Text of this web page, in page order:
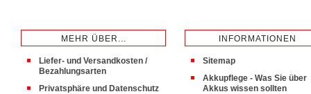
MEHR ÜBER...
Liefer- und Versandkosten /
Bezahlungsarten
Privatsphäre und Datenschutz
INFORMATIONEN
Sitemap
Akkupflege - Was Sie über
Akkus wissen sollten